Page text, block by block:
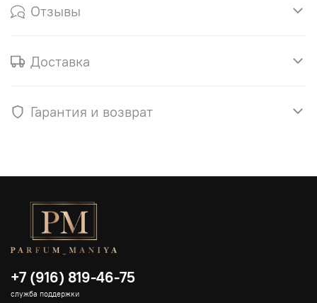
Отзывы
Доставка
Гарантия и возврат
+7 (916) 819-46-75
служба поддержки